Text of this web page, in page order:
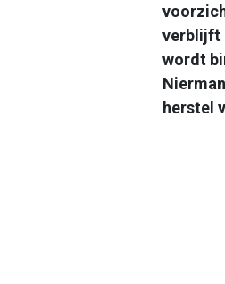
verblijft
wordt
herstel